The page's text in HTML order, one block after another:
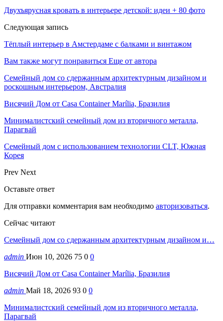
Двухъярусная кровать в интерьере детской: идеи + 80 фото
Следующая запись
Тёплый интерьер в Амстердаме с балками и винтажом
Вам также могут понравиться Еще от автора
Семейный дом со сдержанным архитектурным дизайном и
роскошным интерьером, Австралия
Висячий Дом от Casa Container Marília, Бразилия
Минималистский семейный дом из вторичного металла,
Парагвай
Семейный дом с использованием технологии CLT, Южная
Корея
Prev Next
Оставьте ответ
Для отправки комментария вам необходимо авторизоваться.
Сейчас читают
Семейный дом со сдержанным архитектурным дизайном и…
admin Июн 10, 2026 75 0 0
Висячий Дом от Casa Container Marília, Бразилия
admin Май 18, 2026 93 0 0
Минималистский семейный дом из вторичного металла,
Парагвай